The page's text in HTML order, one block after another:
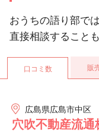
おうちの語り部で
直接相談すること
口コミ数 販
広島県広島市中区
穴吹不動産流